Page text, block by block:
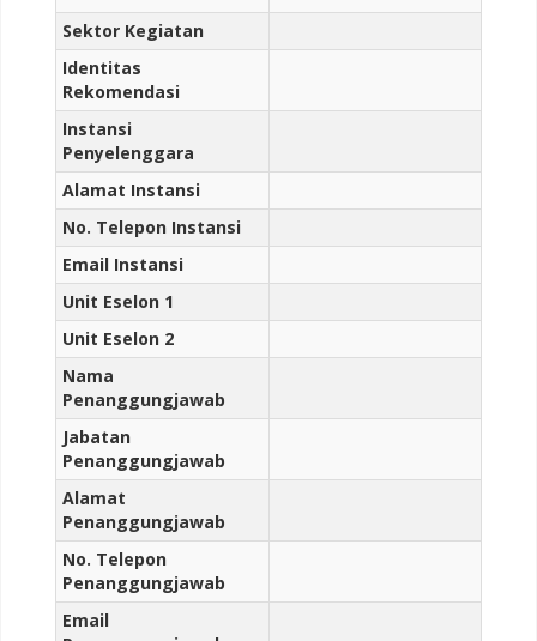
Sektor Kegiatan
Identitas
Rekomendasi
Instansi
Penyelenggara
Alamat Instansi
No. Telepon Instansi
Email Instansi
Unit Eselon 1
Unit Eselon 2
Nama
Penanggungjawab
Jabatan
Penanggungjawab
Alamat
Penanggungjawab
No. Telepon
Penanggungjawab
Email